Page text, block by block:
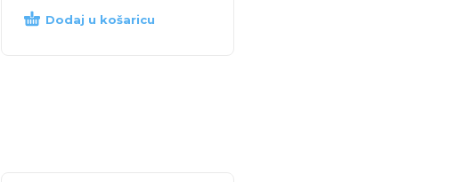
Dodaj u košaricu